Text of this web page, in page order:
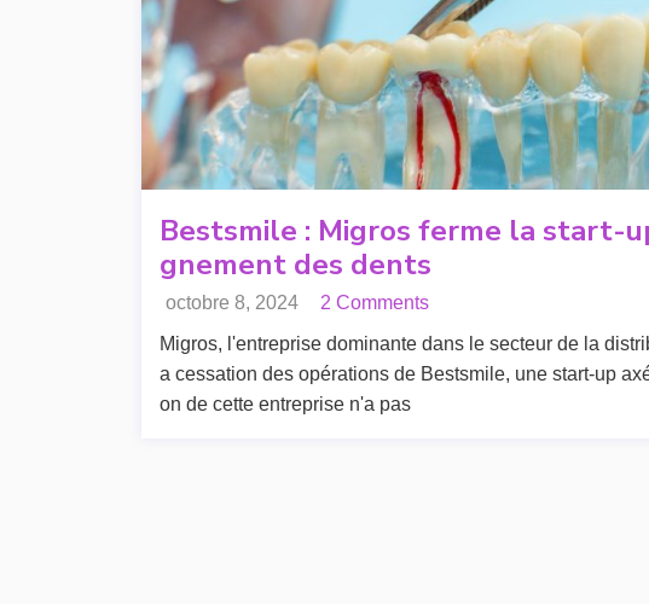
Bestsmile : Migros ferme la start-
gnement des dents
octobre 8, 2024
2 Comments
Migros, l'entreprise dominante dans le secteur de la
a cessation des opérations de Bestsmile, une start-up
on de cette entreprise n'a pas